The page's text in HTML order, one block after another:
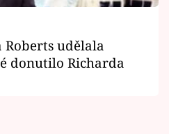
udělala
donutilo Richarda